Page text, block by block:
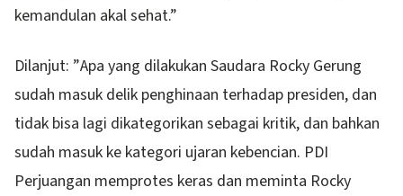
kemandulan akal sehat.”
Dilanjut: ”Apa yang dilakukan Saudara Rocky Gerung
sudah masuk delik penghinaan terhadap presiden, dan
tidak bisa lagi dikategorikan sebagai kritik, dan bahkan
sudah masuk ke kategori ujaran kebencian. PDI
Perjuangan memprotes keras dan meminta Rocky